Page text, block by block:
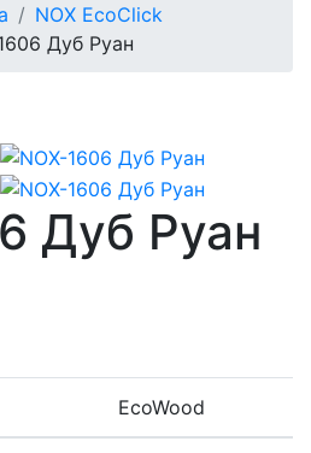
NOX EcoClick
Дуб Руан
Дуб Руан
EcoWood